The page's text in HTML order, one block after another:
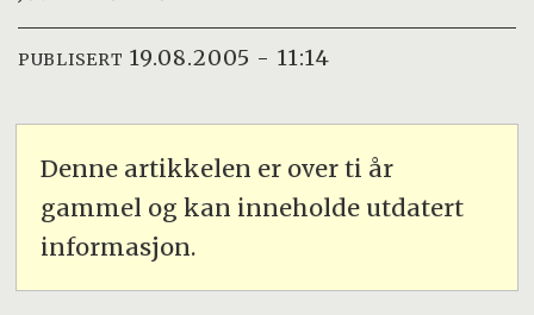
PUBLISERT 19.08.2005 - 11:14
Denne artikkelen er over ti år
gammel og kan inneholde utdatert
informasjon.